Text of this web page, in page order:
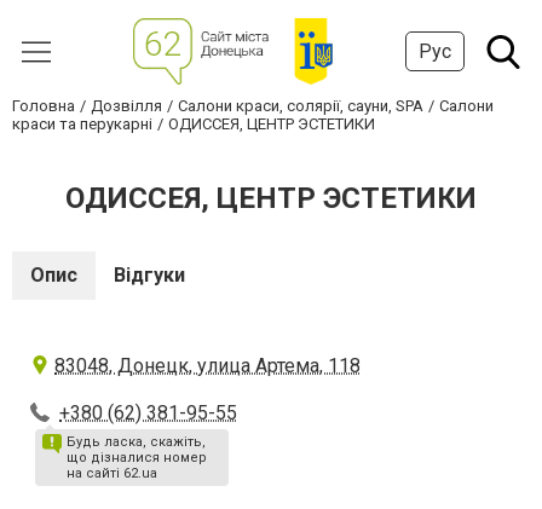
Рус
Головна Дозвілля Салони краси, солярії, сауни, SPA
Салони
краси та перукарні
ОДИССЕЯ, ЦЕНТР ЭСТЕТИКИ
ОДИССЕЯ, ЦЕНТР ЭСТЕТИКИ
Опис Відгуки
83048, Донецк, улица Артема, 118
+380 (62) 381-95-55
Будь ласка, скажіть,
що дізналися номер
на сайті 62.ua